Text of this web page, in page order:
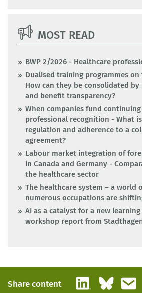
MOST READ
BWP 2/2026 - Healthcare
Dualised training programmes
How can they be consolidated by
and benefit transparency?
When companies fund
professional recognition - What
regulation and adherence to a
agreement?
Labour market integration of
in Canada and Germany -
the healthcare sector
The healthcare system – a world
numerous occupations are
AI as a catalyst for a new
workshop report from
Share content LinkedInBluesky